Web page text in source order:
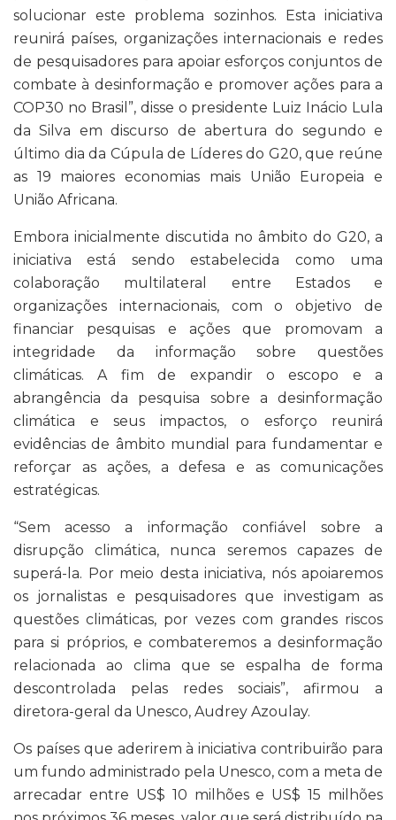
solucionar este problema sozinhos. Esta iniciativa
reunirá países, organizações internacionais e redes
de pesquisadores para apoiar esforços conjuntos de
combate à desinformação e promover ações para a
COP30 no Brasil”, disse o presidente Luiz Inácio Lula
da Silva em discurso de abertura do segundo e
último dia da Cúpula de Líderes do G20, que reúne
as 19 maiores economias mais União Europeia e
União Africana.
Embora inicialmente discutida no âmbito do G20, a
iniciativa está sendo estabelecida como uma
colaboração multilateral entre Estados e
organizações internacionais, com o objetivo de
financiar pesquisas e ações que promovam a
integridade da informação sobre questões
climáticas. A fim de expandir o escopo e a
abrangência da pesquisa sobre a desinformação
climática e seus impactos, o esforço reunirá
evidências de âmbito mundial para fundamentar e
reforçar as ações, a defesa e as comunicações
estratégicas.
“Sem acesso a informação confiável sobre a
disrupção climática, nunca seremos capazes de
superá-la. Por meio desta iniciativa, nós apoiaremos
os jornalistas e pesquisadores que investigam as
questões climáticas, por vezes com grandes riscos
para si próprios, e combateremos a desinformação
relacionada ao clima que se espalha de forma
descontrolada pelas redes sociais”, afirmou a
diretora-geral da Unesco, Audrey Azoulay.
Os países que aderirem à iniciativa contribuirão para
um fundo administrado pela Unesco, com a meta de
arrecadar entre US$ 10 milhões e US$ 15 milhões